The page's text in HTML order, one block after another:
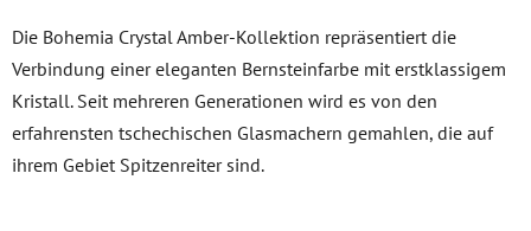
Die Bohemia Crystal Amber-Kollektion repräsentiert die
Verbindung einer eleganten Bernsteinfarbe mit erstklassigem
Kristall. Seit mehreren Generationen wird es von den
erfahrensten tschechischen Glasmachern gemahlen, die auf
ihrem Gebiet Spitzenreiter sind.